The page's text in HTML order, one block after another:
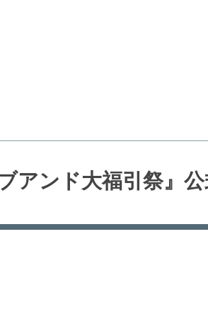
アンド大福引祭』